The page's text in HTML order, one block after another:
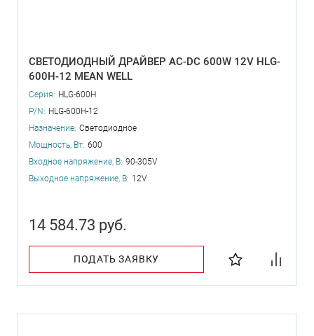
СВЕТОДИОДНЫЙ ДРАЙВЕР AC-DC 600W 12V HLG-
600H-12 MEAN WELL
Серия: HLG-600H
P/N: HLG-600H-12
Назначение: Светодиодное
Мощность, Вт: 600
Входное напряжение, В: 90-305V
Выходное напряжение, В: 12V
14 584.73 руб.
ПОДАТЬ ЗАЯВКУ